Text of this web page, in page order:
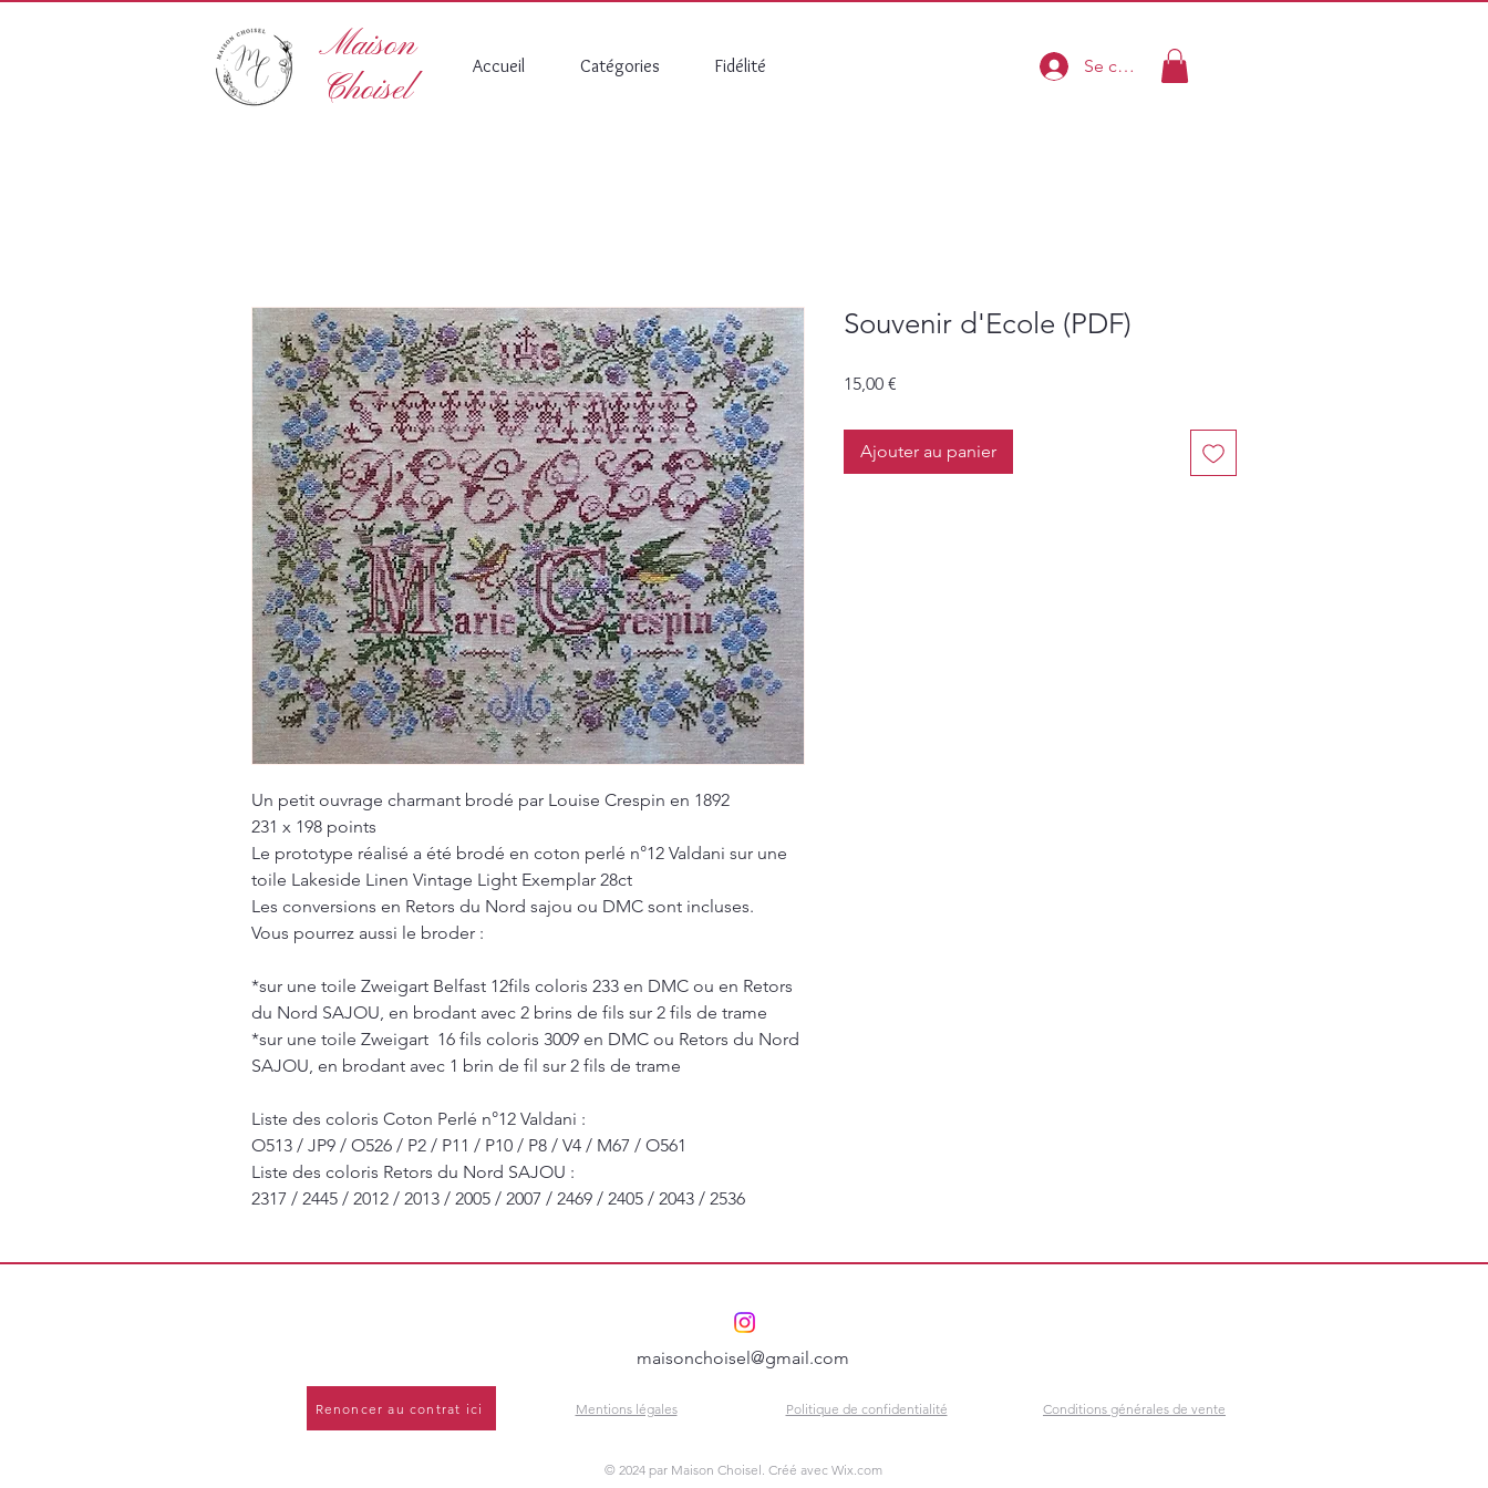
Maison
Choisel
Accueil Catégories Fidélité Se connecter
Un petit ouvrage charmant brodé par Louise Crespin en 1892
231 x 198 points
Le prototype réalisé a été brodé en coton perlé n°12 Valdani sur une
toile Lakeside Linen Vintage Light Exemplar 28ct
Les conversions en Retors du Nord sajou ou DMC sont incluses.
Vous pourrez aussi le broder :
*sur une toile Zweigart Belfast 12fils coloris 233 en DMC ou en Retors
du Nord SAJOU, en brodant avec 2 brins de fils sur 2 fils de trame
*sur une toile Zweigart 16 fils coloris 3009 en DMC ou Retors du Nord
SAJOU, en brodant avec 1 brin de fil sur 2 fils de trame
Liste des coloris Coton Perlé n°12 Valdani :
O513 / JP9 / O526 / P2 / P11 / P10 / P8 / V4 / M67 / O561
Liste des coloris Retors du Nord SAJOU :
2317 / 2445 / 2012 / 2013 / 2005 / 2007 / 2469 / 2405 / 2043 / 2536
Souvenir d'Ecole (PDF)
15,00 €
Ajouter au panier
maisonchoisel@gmail.com
Renoncer au contrat ici Mentions légales Politique de confidentialité Conditions générales de vente
© 2024 par Maison Choisel. Créé avec Wix.com